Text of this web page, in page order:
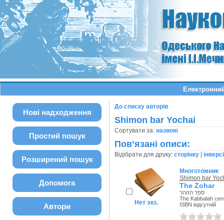
Нові надходження
Простий пошук
Розширений пошук
Допомога
Автори
До списку авторів
Shimon bar Yochai
Сортувати за: назвою
Пов’язані описи:
Відібрати для друку: сторінку|
Нет экз.
Многотомник
Shimon bar
The Zohar
ספר הזוהר
The Kabbalah
ISBN відсутній